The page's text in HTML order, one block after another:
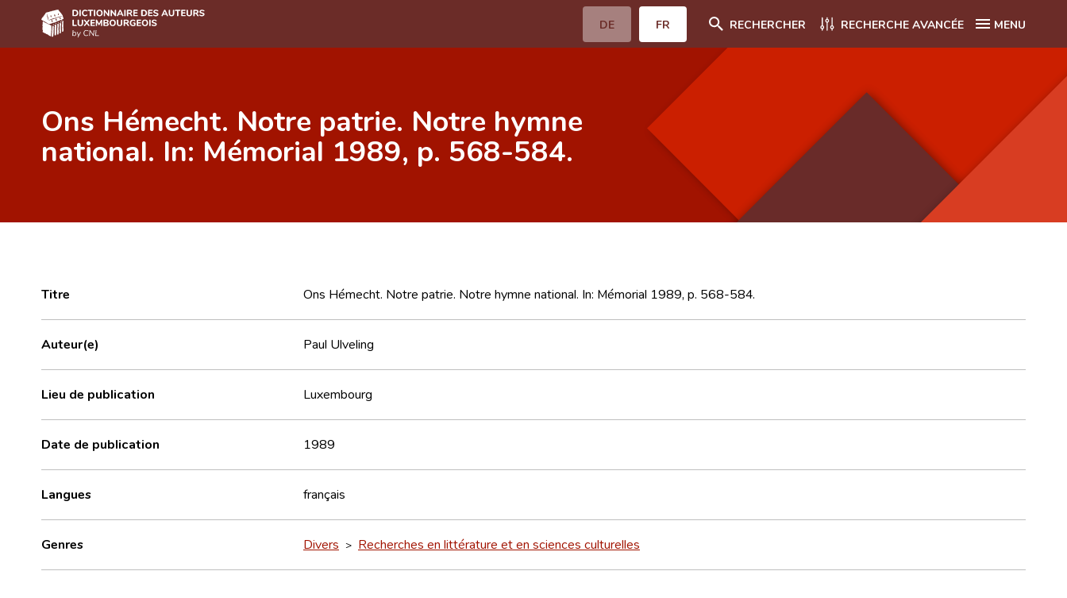
DE FR RECHERCHER RECHERCHE AVANCÉE MENU
Auteur(e)s A-Z
Recherche avancée
Ons Hémecht. Notre patrie. Notre hymne
national. In: Mémorial 1989, p. 568-584.
Titre Ons Hémecht. Notre patrie. Notre hymne national. In: Mémorial 1989, p. 568-584.
Auteur(e) Paul Ulveling
Lieu de publication Luxembourg
Date de publication 1989
Langues français
Genres Divers > Recherches en littérature et en sciences culturelles